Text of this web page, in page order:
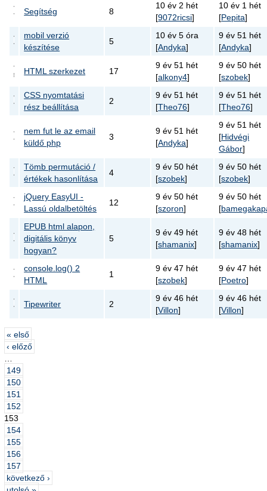
Segítség 8
10 év 2 hét
[9072ricsi]
10 év 1 hét
[Pepita]
mobil verzió
készítése
5
10 év 5 óra
[Andyka]
9 év 51 hét
[Andyka]
HTML szerkezet 17
9 év 51 hét
[alkony4]
9 év 50 hét
[szobek]
CSS nyomtatási
rész beállítása
2
9 év 51 hét
[Theo76]
9 év 51 hét
[Theo76]
nem fut le az email
küldő php
3
9 év 51 hét
[Andyka]
9 év 51 hét
[Hidvégi
Gábor]
Tömb permutáció /
értékek hasonlítása
4
9 év 50 hét
[szobek]
9 év 50 hét
[szobek]
jQuery EasyUI -
Lassú oldalbetöltés
12
9 év 50 hét
[szoron]
9 év 50 hét
[
EPUB html alapon,
digitális könyv
hogyan?
5
9 év 49 hét
[shamanix]
9 év 48 hét
[shamanix]
console.log() 2
HTML
1
9 év 47 hét
[szobek]
9 év 47 hét
[Poetro]
Tipewriter 2
9 év 46 hét
[Villon]
9 év 46 hét
[Villon]
« első
‹ előző
149
150
151
152
153
154
155
156
157
következő ›